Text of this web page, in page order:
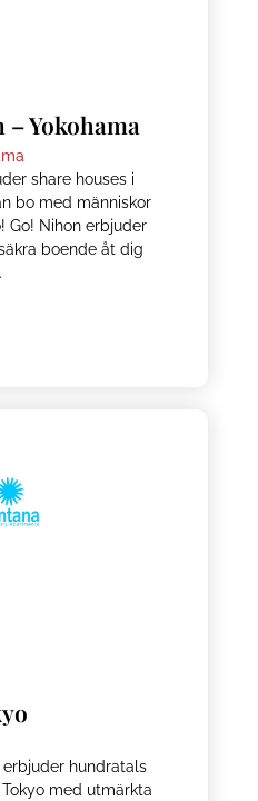
– Yokohama
share houses i
bo med människor
Go! Nihon erbjuder
boende åt dig
hundratals
med utmärkta